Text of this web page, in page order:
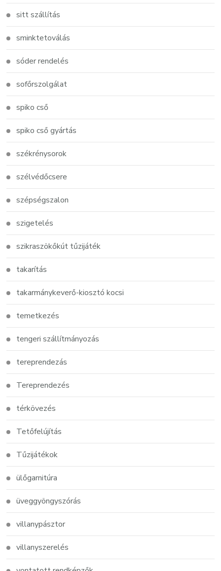
sitt szállítás
sminktetoválás
sóder rendelés
sofőrszolgálat
spiko cső
spiko cső gyártás
székrénysorok
szélvédőcsere
szépségszalon
szigetelés
szikraszökőkút tűzijáték
takarítás
takarmánykeverő-kiosztó kocsi
temetkezés
tengeri szállítmányozás
tereprendezás
Tereprendezés
térkövezés
Tetőfelújítás
Tűzijátékok
ülőgarnitúra
üveggyöngyszórás
villanypásztor
villanyszerelés